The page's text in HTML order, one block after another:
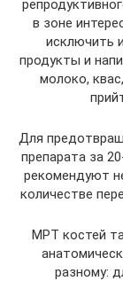
в зоне
исключить
продукты и
молоко,
Для
препарата за
рекомендуют
количестве
МРТ костей
разному: